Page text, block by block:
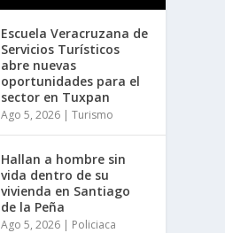
Escuela Veracruzana de
Servicios Turísticos
abre nuevas
oportunidades para el
sector en Tuxpan
Ago 5, 2026| Turismo
Hallan a hombre sin
vida dentro de su
vivienda en Santiago
de la Peña
Ago 5, 2026| Policiaca